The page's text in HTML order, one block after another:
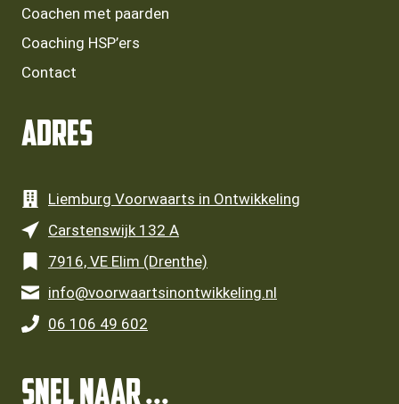
Coachen met paarden
Coaching HSP’ers
Contact
Adres
Liemburg Voorwaarts in Ontwikkeling
Carstenswijk 132 A
7916, VE Elim (Drenthe)
info@voorwaartsinontwikkeling.nl
06 106 49 602
SNEL NAAR ...